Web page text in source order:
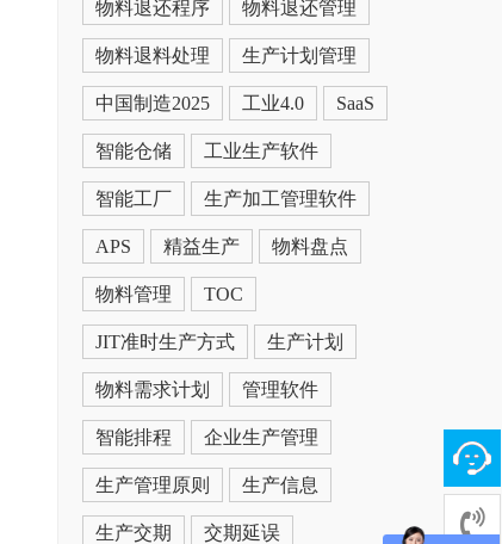
物料退还程序 物料退还管理
物料退料处理 生产计划管理
中国制造2025 工业4.0 SaaS
智能仓储 工业生产软件
智能工厂 生产加工管理软件
APS 精益生产 物料盘点
物料管理 TOC
JIT准时生产方式 生产计划
物料需求计划 管理软件
智能排程 企业生产管理
生产管理原则 生产信息
生产交期 交期延误